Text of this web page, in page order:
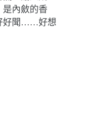
是內斂的香
好聞……好想